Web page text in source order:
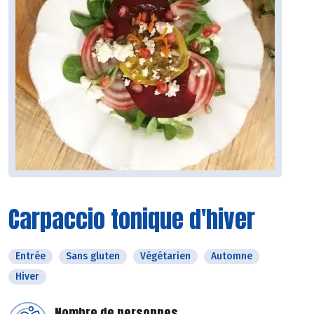
Carpaccio tonique d'hiver
Entrée Sans gluten Végétarien
Automne
Hiver